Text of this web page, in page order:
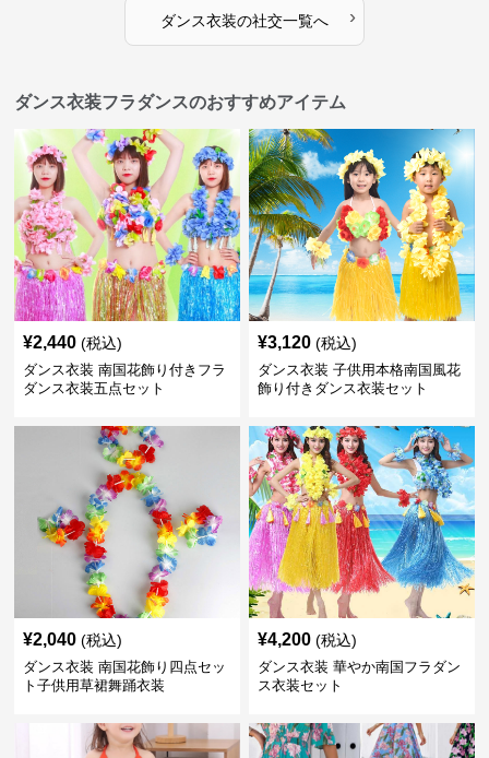
ダンス衣装の社交一覧へ ›
ダンス衣装フラダンスのおすすめアイテム
¥2,440 (税込)
ダンス衣装 南国花飾り付きフラ
ダンス衣装五点セット
¥3,120 (税込)
ダンス衣装 子供用本格南国風花
飾り付きダンス衣装セット
¥2,040 (税込)
ダンス衣装 南国花飾り四点セッ
ト子供用草裙舞踊衣装
¥4,200 (税込)
ダンス衣装 華やか南国フラダン
ス衣装セット